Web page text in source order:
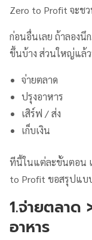
Zero to Profit จะช
ก่อนอื่นเลย ถ้าลองนึ
ขึ้นบ้าง ส่วนใหญ่แล้
จ่ายตลาด
ปรุงอาหาร
เสิร์ฟ / ส่ง
เก็บเงิน
ทีนี้ในแต่ละขั้นตอน เ
to Profit ขอสรุปแ
1.จ่ายตลาด
อาหาร